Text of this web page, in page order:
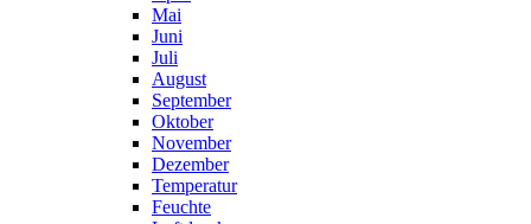
Mai
Juni
Juli
August
September
Oktober
November
Dezember
Temperatur
Feuchte